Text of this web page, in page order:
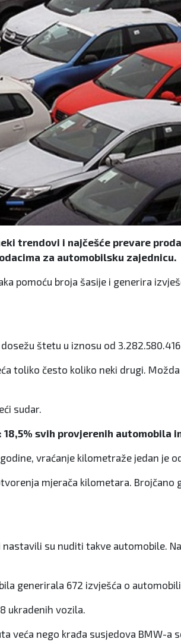
trendovi i najčešće prevare
za automobilsku zajednicu.
pomoću broja šasije i generira
štetu u iznosu od 3.282.580.416
toliko često koliko neki drugi.
sudar.
svih provjerenih automobila
vraćanje kilometraže jedan je
mjerača kilometara. Brojčano
su nuditi takve automobile.
generirala 672 izvješća o
ukradenih vozila.
veća nego krađa susjedova BMW-